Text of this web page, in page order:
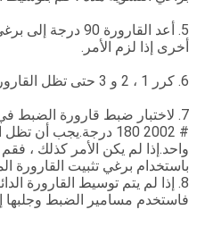
5. أعد القارورة 90
أخرى إذا لزم الأمر.
6. كرر 1 ، 2 و 3 حتى تظل القارورة متمركزة في كلا الموضعين.
7. لاختبار ضبط قارورة الضبط
# 2002 180 درجة.يجب
واحد.إذا لم يكن الأمر كذلك ،
باستخدام برغي تثبيت القارورة
8. إذا لم يتم توسيط القارورة
فاستخدم مسامير الضبط وجلبها